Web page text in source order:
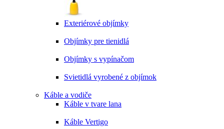
Exteriérové objímky
Objímky pre tienidlá
Objímky s vypínačom
Svietidlá vyrobené z objímok
Káble a vodiče
Káble v tvare lana
Káble Vertigo